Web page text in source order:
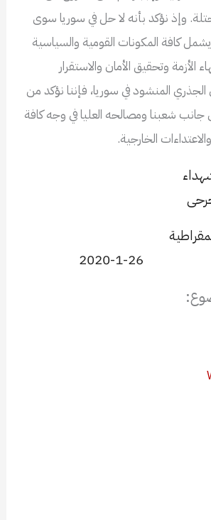
وإذ نؤكد بأنه لا حل في سوريا سوى
كافة المكونات القومية والسياسية
الأزمة وتحقيق الأمان والاستقرار
الجذري المنشود في سوريا، فإننا نؤكد من
جانب شعبنا ومصالحه العليا في وجه كافة
الخارجية.